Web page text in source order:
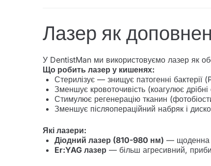
Лазер як
У DentistMan ми використовуємо лазер як
Що робить лазер у кишенях:
Стерилізує — знищує патогенні
Зменшує кровоточивість (коагулює дрібні
Стимулює регенерацію тканин
Зменшує післяопераційний набряк і
Які лазери:
Діодний лазер (810-980 нм) — щоденна
Er:YAG лазер — більш агресивний,